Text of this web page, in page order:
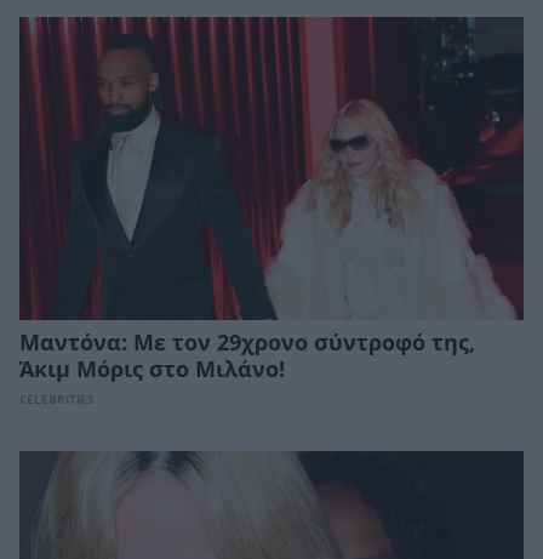
Μαντόνα: Με τον 29χρονο σύντροφό της,
Άκιμ Μόρις στο Μιλάνο!
CELEBRITIES